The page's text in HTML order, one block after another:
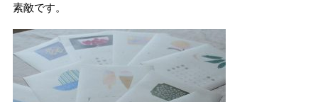
素敵です。